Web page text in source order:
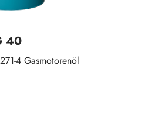
40
4 Gasmotorenöl